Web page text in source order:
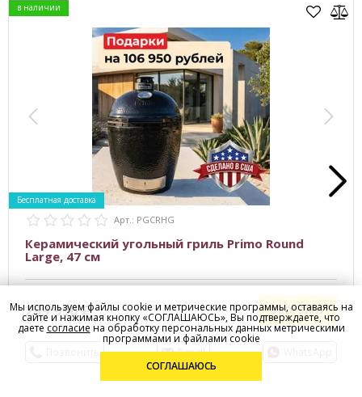
Бесплатная доставка
в наличии
Арт.: PGCRHG
Керамический угольный гриль Primo Round
Large, 47 см
299 990 В КОРЗИНУ
E-mail
Мы используем файлы cookie и метрические программы, оставаясь на
сайте и нажимая кнопку «СОГЛАШАЮСЬ», Вы подтверждаете, что
даете согласие на обработку персональных данных метрическими
программами и файлами cookie
СОГЛАШАЮСЬ